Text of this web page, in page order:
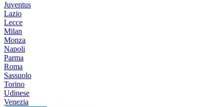
Juventus
Lazio
Lecce
Milan
Monza
Napoli
Parma
Roma
Sassuolo
Torino
Udinese
Venezia